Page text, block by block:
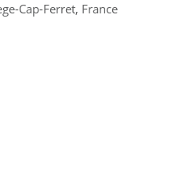
Cap-Ferret, France